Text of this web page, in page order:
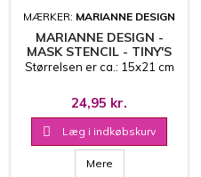
MÆRKER: MARIANNE DESIGN
MARIANNE DESIGN -
MASK STENCIL - TINY'S
AUTUMN LEAVES
Størrelsen er ca.: 15x21 cm
24,95 kr.
 Læg i indkøbskurv
Mere